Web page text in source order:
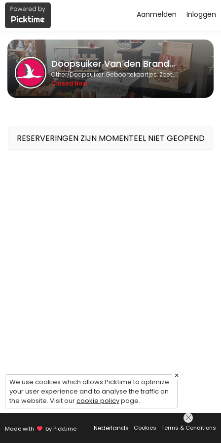
About Doopsuiker Van den Brande
Doopsuiker Van den Brande BVBA is a Doopsuiker,
Services Offered
Afspraak Doopsuiker of Geboortekaartjes
Reservatie Geboorteboeken
Inloggen
Aanmelden
Doopsuiker Van den Brande BVBA
Other/Doopsuiker, Geboortekaartjes, Zoetwaren en Relatiegeschenken
Closed Now
RESERVERINGEN ZIJN MOMENTEEL NIET GEOPEND
Made with by Picktime Nederlands Cookies Terms & Conditions
×
We use cookies which allows Picktime to optimize
your user experience and to analyse the traffic on
the website. Visit ourcookie policypage.